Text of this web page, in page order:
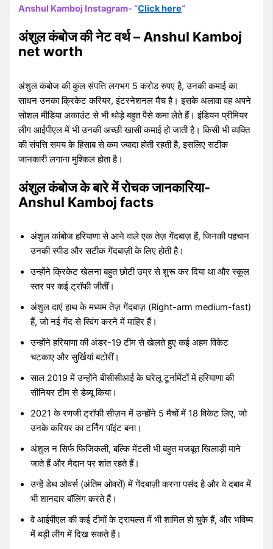
Anshul Kamboj Instagram- “Click here“
अंशुल कंबोज की नेट वर्थ – Anshul Kamboj
net worth
अंशुल कंबोज की कुल संपत्ति लगभग 5 करोड रुपए है, उनकी कमाई का
साधन उनका क्रिकेट करियर, इंटरनेशनल मैच है। इसके अलावा वह अपने
सोशल मीडिया अकाउंट से भी थोड़े बहुत पैसे कमा लेते हैं। इंडियन प्रीमियर
लीग आईपीएल में भी उनकी अच्छी खासी कमाई हो जाती है। किसी भी व्यक्ति
की संपत्ति समय के हिसाब से कम ज्यादा होती रहती है, इसलिए सटीक
जानकारी लगाना मुश्किल होता है।
अंशुल कंबोज के बारे में रोचक जानकारिया-
Anshul Kamboj facts
अंशुल कांबोज हरियाणा से आने वाले एक तेज़ गेंदबाज़ हैं, जिनकी पहचान
उनकी स्पीड और सटीक गेंदबाज़ी के लिए होती है।
उन्होंने क्रिकेट खेलना बहुत छोटी उम्र से शुरू कर दिया था और स्कूल
स्तर पर कई ट्रॉफी जीतीं।
अंशुल दाएं हाथ के मध्यम तेज़ गेंदबाज़ (Right-arm medium-fast)
हैं, जो नई गेंद से स्विंग करने में माहिर हैं।
उन्होंने हरियाणा की अंडर-19 टीम से खेलते हुए कई अहम विकेट
चटकाए और सुर्खियां बटोरीं।
साल 2019 में उन्होंने बीसीसीआई के घरेलू टूर्नामेंटों में हरियाणा की
सीनियर टीम से डेब्यू किया।
2021 के रणजी ट्रॉफी सीज़न में उन्होंने 5 मैचों में 18 विकेट लिए, जो
उनके करियर का टर्निंग पॉइंट बना।
अंशुल न सिर्फ फिजिकली, बल्कि मेंटली भी बहुत मजबूत खिलाड़ी माने
जाते हैं और मैदान पर शांत रहते हैं।
उन्हें डेथ ओवर्स (अंतिम ओवरों) में गेंदबाज़ी करना पसंद है और वे दबाव में
भी शानदार बॉलिंग करते हैं।
वे आईपीएल की कई टीमों के ट्रायल्स में भी शामिल हो चुके हैं, और भविष्य
में बड़ी लीग में दिख सकते हैं।